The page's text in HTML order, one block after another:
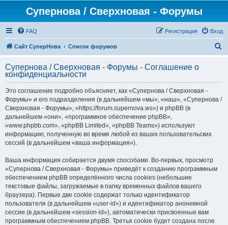
Супернова / Сверхновая - Форумы
FAQ Вход
Регистрация
Сайт СуперНова Список форумов
с
Супернова / Сверхновая - Форумы - Соглашение о
конфиденциальности
Это соглашение подробно объясняет, как «Супернова / Сверхновая -
Форумы» и его подразделения (в дальнейшем «мы», «наш», «Супернова /
Сверхновая - Форумы», «https://forum.supernova.ws») и phpBB (в
дальнейшем «они», «программное обеспечение phpBB»,
«www.phpbb.com», «phpBB Limited», «phpBB Teams») используют
информацию, полученную во время любой из ваших пользовательских
сессий (в дальнейшем «ваша информация»).
Ваша информация собирается двумя способами. Во-первых, просмотр
«Супернова / Сверхновая - Форумы» приведёт к созданию программным
обеспечением phpBB определённого числа cookies (небольшие
текстовые файлы, загружаемые в папку временных файлов вашего
браузера). Первые две cookie содержат только идентификатор
пользователя (в дальнейшем «user-id») и идентификатор анонимной
сессии (в дальнейшем «session-id»), автоматически присвоенные вам
программным обеспечением phpBB. Третья cookie будет создана после